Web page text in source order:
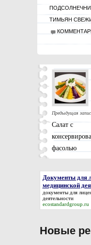
ТИМЬЯН
Предыдущая
Салат с
фасолью
Документы для
медицинской
документы для
деятельности
ecostandardgroup.ru
Новые